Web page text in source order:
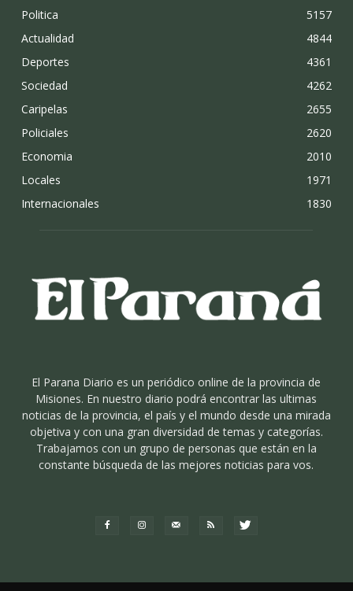
Politica
5157
Actualidad
4844
Deportes
4361
Sociedad
4262
Caripelas
2655
Policiales
2620
Economia
2010
Locales
1971
Internacionales
1830
El Parana Diario es un periódico online de la provincia de
Misiones. En nuestro diario podrá encontrar las ultimas
noticias de la provincia, el país y el mundo desde una mirada
objetiva y con una gran diversidad de temas y categorías.
Trabajamos con un grupo de personas que están en la
constante búsqueda de las mejores noticias para vos.